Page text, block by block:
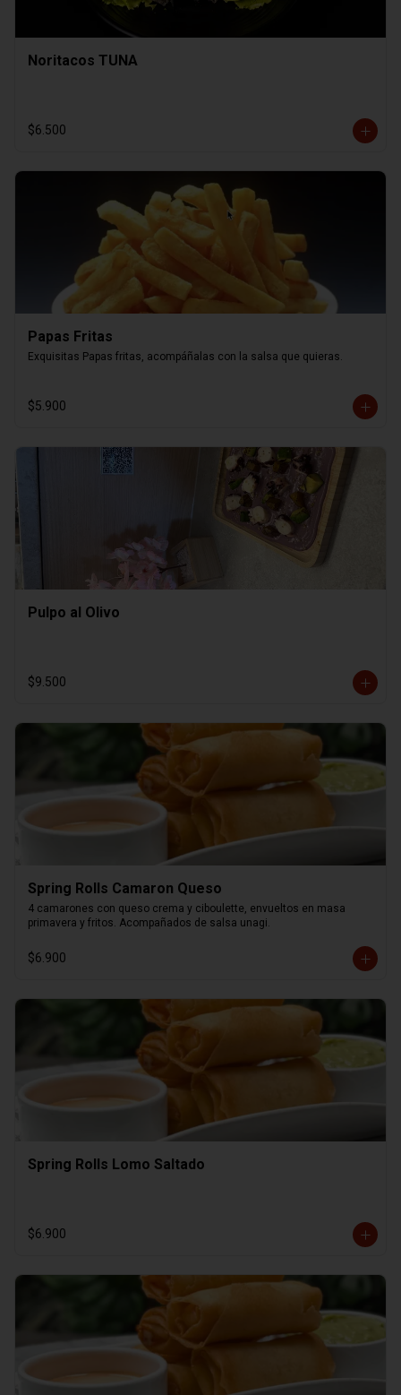
Noritacos TUNA
$6.500
Papas Fritas
Exquisitas Papas fritas, acompáñalas con la salsa que quieras.
$5.900
Pulpo al Olivo
$9.500
Spring Rolls Camaron Queso
4 camarones con queso crema y ciboulette, envueltos en masa
primavera y fritos. Acompañados de salsa unagi.
$6.900
Spring Rolls Lomo Saltado
$6.900